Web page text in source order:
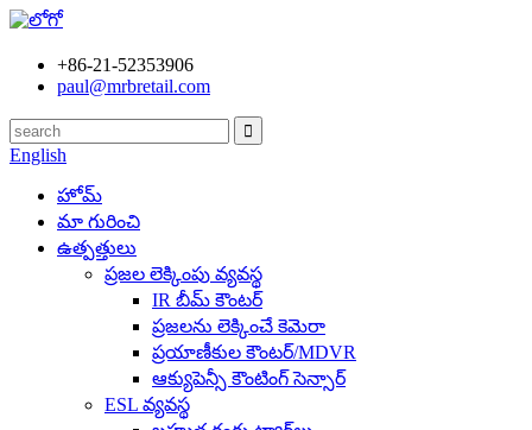
+86-21-52353906
paul@mrbretail.com
English
హోమ్
మా గురించి
ఉత్పత్తులు
ప్రజల లెక్కింపు వ్యవస్థ
IR బీమ్ కౌంటర్
ప్రజలను లెక్కించే కెమెరా
ప్రయాణీకుల కౌంటర్/MDVR
ఆక్యుపెన్సీ కౌంటింగ్ సెన్సార్
ESL వ్యవస్థ